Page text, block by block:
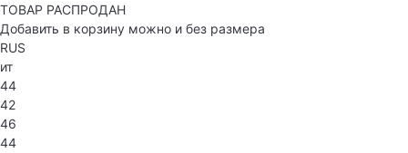
ТОВАР РАСПРОДАН
Добавить в корзину можно и без размера
RUS
ит
44
42
46
44